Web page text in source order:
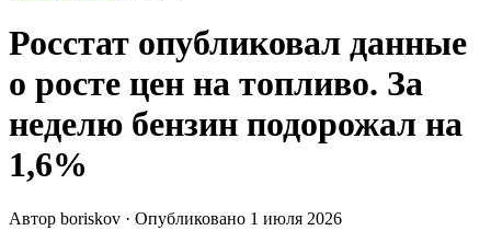
Росстат опубликовал данные
о росте цен на топливо. За
неделю бензин подорожал на
1,6%
Автор boriskov · Опубликовано 1 июля 2026